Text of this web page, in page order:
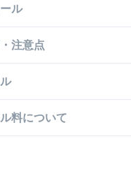
ル
注意点
料について